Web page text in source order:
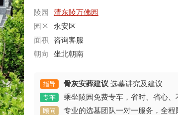
陵园 清东陵万佛园
园区
永安区
面积
咨询客服
朝向
坐北朝南
指导 骨灰安葬建议 选墓讲究及建议
专车 乘坐陵园免费专车，省时、省心、
顾问 专业的选墓团队一对一服务，全程